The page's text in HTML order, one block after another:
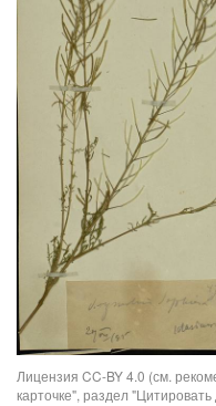
Лицензия CC-BY 4.0 (см.
карточке", раздел